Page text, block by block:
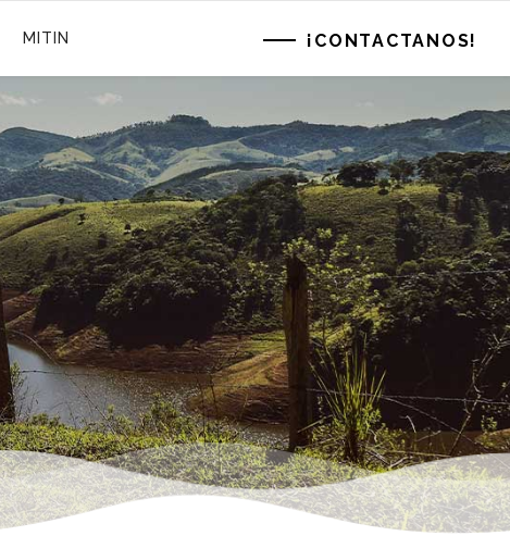
MITIN ¡CONTACTANOS!